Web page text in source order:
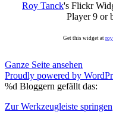
Roy Tanck's Flickr
Player 9 or
Get this widget at
Ganze Seite ansehen
Proudly powered by
%d Bloggern gefällt das:
Zur Werkzeugleiste springen